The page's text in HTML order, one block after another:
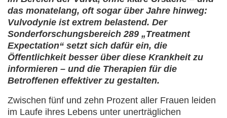
das monatelang, oft sogar über Jahre hinweg:
Vulvodynie ist extrem belastend. Der
Sonderforschungsbereich 289 „Treatment
Expectation“ setzt sich dafür ein, die
Öffentlichkeit besser über diese Krankheit zu
informieren – und die Therapien für die
Betroffenen effektiver zu gestalten.
Zwischen fünf und zehn Prozent aller Frauen leiden
im Laufe ihres Lebens unter unerträglichen